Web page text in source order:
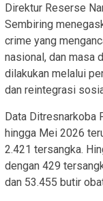
Direktur Reserse
Sembiring
crime yang
nasional, dan masa
dilakukan melalui
dan reintegrasi
Data Ditresnarkoba
hingga Mei 2026
2.421 tersangka.
dengan 429
dan 53.455 butir